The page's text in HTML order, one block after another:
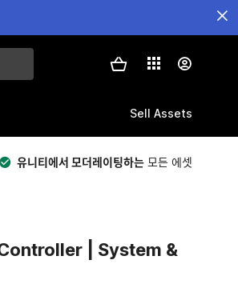
Sell Assets
유니티에서 모더레이팅하는 모든 에셋
| System &